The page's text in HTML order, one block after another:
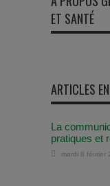
ET SANTÉ
ARTICLES
La
pratiques et
mardi 8 février